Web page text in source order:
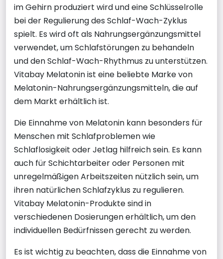
im Gehirn produziert wird und eine Schlüsselrolle
bei der Regulierung des Schlaf-Wach-Zyklus
spielt. Es wird oft als Nahrungsergänzungsmittel
verwendet, um Schlafstörungen zu behandeln
und den Schlaf-Wach-Rhythmus zu unterstützen.
Vitabay Melatonin ist eine beliebte Marke von
Melatonin-Nahrungsergänzungsmitteln, die auf
dem Markt erhältlich ist.
Die Einnahme von Melatonin kann besonders für
Menschen mit Schlafproblemen wie
Schlaflosigkeit oder Jetlag hilfreich sein. Es kann
auch für Schichtarbeiter oder Personen mit
unregelmäßigen Arbeitszeiten nützlich sein, um
ihren natürlichen Schlafzyklus zu regulieren.
Vitabay Melatonin-Produkte sind in
verschiedenen Dosierungen erhältlich, um den
individuellen Bedürfnissen gerecht zu werden.
Es ist wichtig zu beachten, dass die Einnahme von